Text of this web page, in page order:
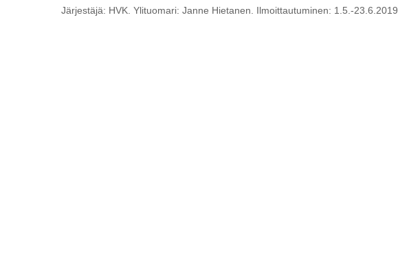
Järjestäjä: HVK. Ylituomari: Janne Hietanen. Ilmoittautuminen: 1.5.-23.6.2019.